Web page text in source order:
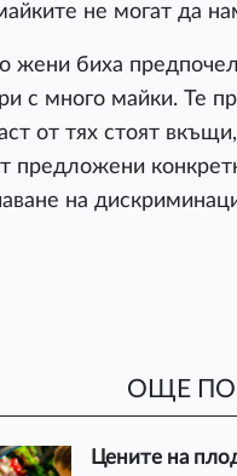
не могат да
жени биха
с много майки. Те
от тях стоят
предложени
на
ОЩЕ ПО
Цените на